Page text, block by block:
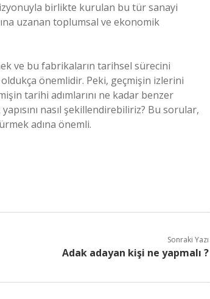
birlikte kurulan bu tür sanayi
uzanan toplumsal ve ekonomik
ve bu fabrikaların tarihsel sürecini
önemlidir. Peki, geçmişin izlerini
tarihi adımlarını ne kadar benzer
nasıl şekillendirebiliriz? Bu sorular,
adına önemli.
Sonraki Yazı
Adak adayan kişi ne yapmalı ?